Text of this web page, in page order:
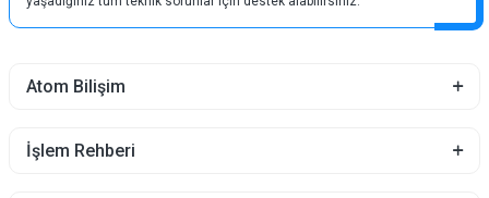
Atom Bilişim
İşlem Rehberi